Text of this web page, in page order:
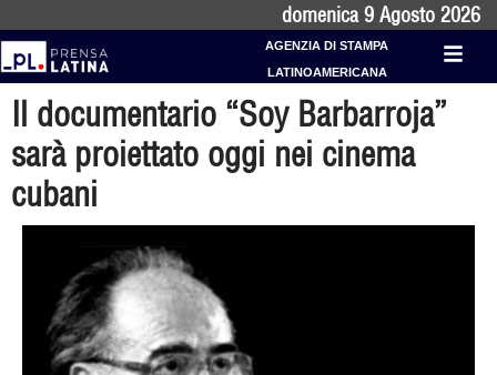
domenica 9 Agosto 2026
AGENZIA DI STAMPA
LATINOAMERICANA
Il documentario “Soy Barbarroja”
sarà proiettato oggi nei cinema
cubani